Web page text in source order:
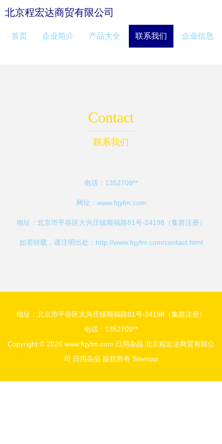
北京程宏达商贸有限公司
首页 企业简介 产品大全 联系我们 企业信息
Contact
联系我们
电话：1352709**
网址： www.fqyfm.com
地址：北京市平谷区大兴庄镇顺福路81号-24198（集群注册）
如若转载，请注明出处：http://www.fqyfm.com/contact.html
地址：北京市平谷区大兴庄镇顺福路81号-24198（集群注册）
电话：1352709**
Copyright © 2026 www.fqyfm.com 日用杂品 北京程宏达商贸有限公
司 日用杂品 版权所有 Sitemap